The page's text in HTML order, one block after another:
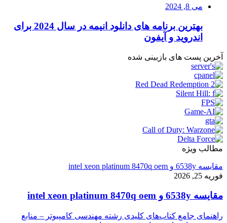
می 8, 2024
بهترین برنامه های دانلود انیمه در سال 2024 برای
اندروید و آیفون
آخرین پست های بازبینی شده
مطالب ویژه
مقایسه 6538y و intel xeon platinum 8470q oem
فوریه 25, 2026
مقایسه 6538y و intel xeon platinum 8470q oem
راهنمای جامع کتاب‌های کلیدی رشته مهندسی کامپیوتر – منابع